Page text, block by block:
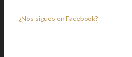
¿Nos sigues en Facebook?